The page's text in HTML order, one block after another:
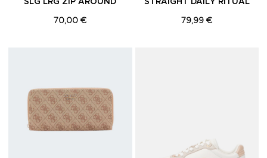
SLG LRG ZIP AROUND
70,00 €
STRAIGHT DAILY RITUAL
79,99 €